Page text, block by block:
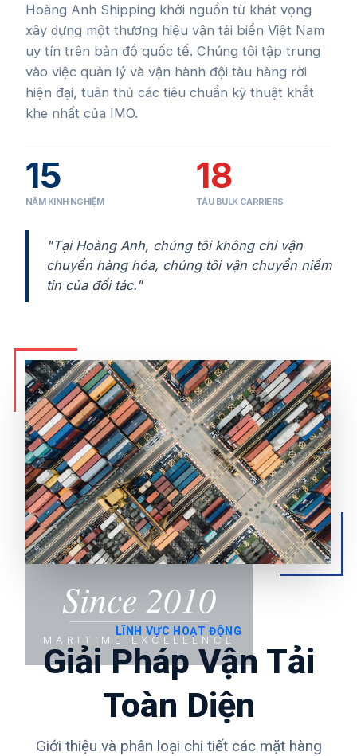
Hoàng Anh Shipping khởi nguồn từ khát vọng
xây dựng một thương hiệu vận tải biển Việt Nam
uy tín trên bản đồ quốc tế. Chúng tôi tập trung
vào việc quản lý và vận hành đội tàu hàng rời
hiện đại, tuân thủ các tiêu chuẩn kỹ thuật khắt
khe nhất của IMO.
15
NĂM KINH NGHIỆM
18
TÀU BULK CARRIERS
"Tại Hoàng Anh, chúng tôi không chỉ vận
chuyển hàng hóa, chúng tôi vận chuyển niềm
tin của đối tác."
Since 2010
MARITIME EXCELLENCE
LĨNH VỰC HOẠT ĐỘNG
Giải Pháp Vận Tải
Toàn Diện
Giới thiệu và phân loại chi tiết các mặt hàng